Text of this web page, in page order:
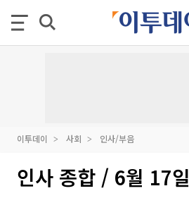
이투데이 사회 인사/부음
인사 종합 / 6월 17일